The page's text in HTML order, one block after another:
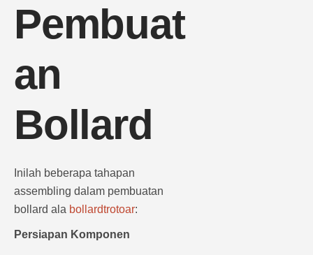
Pembuat
an
Bollard
Inilah beberapa tahapan
assembling dalam pembuatan
bollard ala bollardtrotoar:
Persiapan Komponen